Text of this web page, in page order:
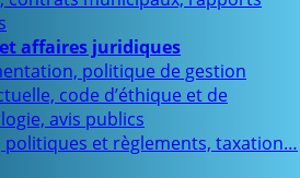
affaires juridiques
politique de gestion
code d’éthique et de
avis publics
politiques et règlements, taxation…